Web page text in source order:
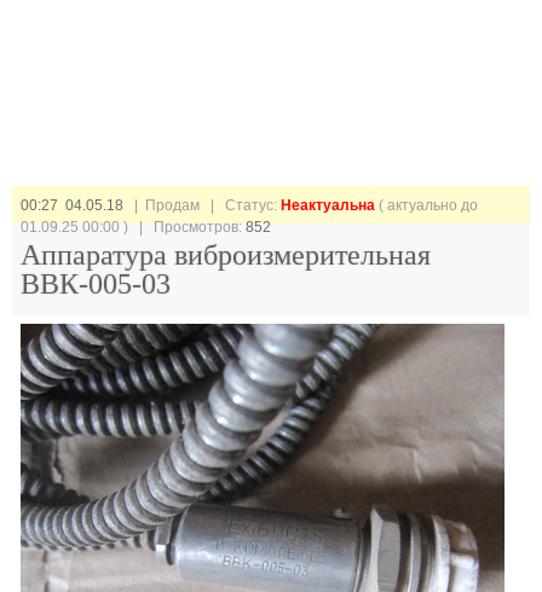
00:27 04.05.18 | Продам | Статус: Неактуальна ( актуально до
01.09.25 00:00 ) | Просмотров:852
Аппаратура виброизмерительная
ВВК-005-03